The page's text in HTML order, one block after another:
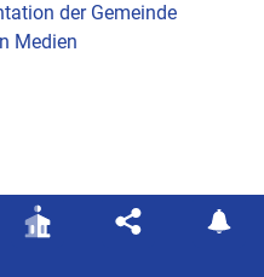
der Gemeinde
Medien